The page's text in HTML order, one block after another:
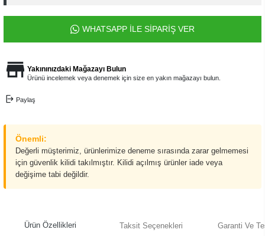
WHATSAPP İLE SİPARİŞ VER
Yakınınızdaki Mağazayı Bulun
Ürünü incelemek veya denemek için size en yakın mağazayı bulun.
Paylaş
Önemli:
Değerli müşterimiz, ürünlerimize deneme sırasında zarar gelmemesi
için güvenlik kilidi takılmıştır. Kilidi açılmış ürünler iade veya
değişime tabi değildir.
Ürün Özellikleri Taksit Seçenekleri Garanti Ve